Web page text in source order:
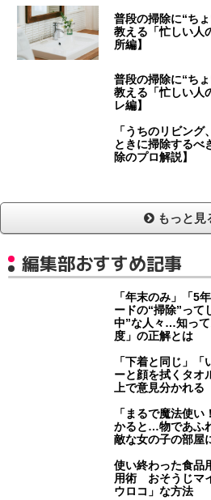
普段の掃除に“ち
教える「忙しい人
所編】
普段の掃除に“ち
教える「忙しい人
レ編】
「うちのリビン
ときに掃除するべ
除のプロ解説】
もっと見
編集部おすすめ記事
「年末のみ」「5
ードの“掃除”って
中”な人々…知っ
度」の正解とは
「下着と同じ」
ーと顔を拭くタオ
上で意見分かれる
「まるで魔法使
かると…物であふ
敵な女の子の部屋
使い終わった食品
用術 おそうじマ
ウロコ」な方法